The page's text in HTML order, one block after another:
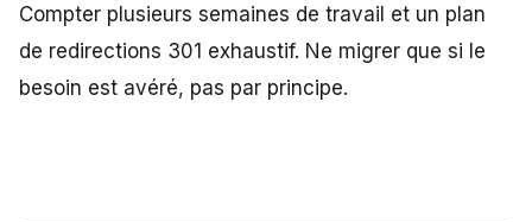
Compter plusieurs semaines de travail et un plan
de redirections 301 exhaustif. Ne migrer que si le
besoin est avéré, pas par principe.